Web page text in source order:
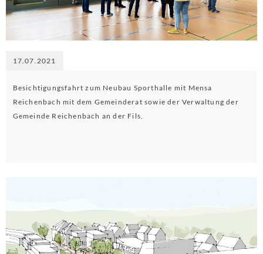
17.07.2021
Besichtigungsfahrt zum Neubau Sporthalle mit Mensa
Reichenbach mit dem Gemeinderat sowie der Verwaltung der
Gemeinde Reichenbach an der Fils.